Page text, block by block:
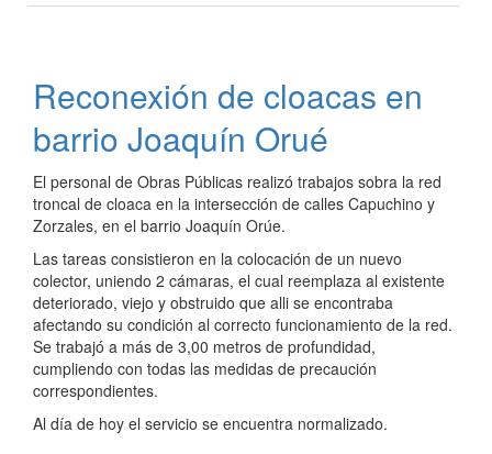
de
todos
Reconexión de cloacas en
barrio Joaquín Orué
El personal de Obras Públicas realizó trabajos sobra la red
troncal de cloaca en la intersección de calles Capuchino y
Zorzales, en el barrio Joaquín Orúe.
Las tareas consistieron en la colocación de un nuevo
colector, uniendo 2 cámaras, el cual reemplaza al existente
deteriorado, viejo y obstruido que alli se encontraba
afectando su condición al correcto funcionamiento de la red.
Se trabajó a más de 3,00 metros de profundidad,
cumpliendo con todas las medidas de precaución
correspondientes.
Al día de hoy el servicio se encuentra normalizado.